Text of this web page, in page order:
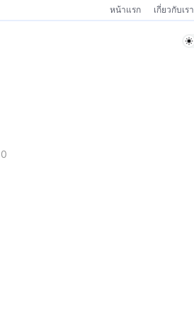
หน้าแรก เกี่ยวกับเรา
0